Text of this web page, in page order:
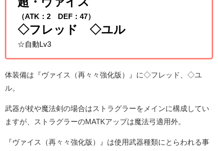
（ATK：2 DEF：47）
◇フレッド ◇ユル
☆自動Lv3
体装備は『ヴァイス（再々々強化版）』に◇フレッド、◇ユ
ル。
武器が杖や魔法剣の場合はストラグラーをメインに構成してい
ますが、ストラグラーのMATKアップは魔法弓適用外。
『ヴァイス（再々々強化版）』は使用武器種類にとらわれる事